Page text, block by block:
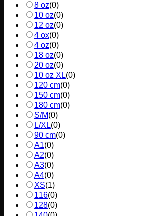
8 oz(0)
10 oz(0)
12 oz(0)
4 ox(0)
4 oz(0)
18 oz(0)
20 oz(0)
10 oz XL(0)
120 cm(0)
150 cm(0)
180 cm(0)
S/M(0)
L/XL(0)
90 cm(0)
A1(0)
A2(0)
A3(0)
A4(0)
XS(1)
116(0)
128(0)